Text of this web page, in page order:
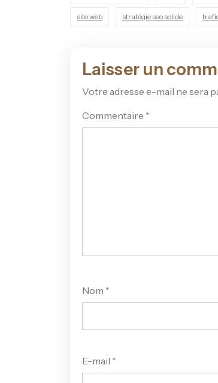
site web stratégie seo solide
Laisser un
Votre adresse e-mail ne sera
Commentaire *
Nom *
E-mail *